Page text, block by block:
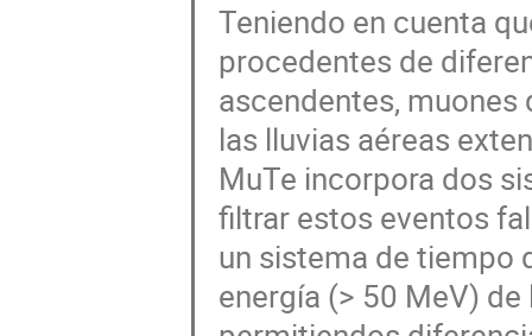
Teniendo en cuenta
procedentes de
ascendentes,
las lluvias aéreas
MuTe incorpora dos
filtrar estos eventos
un sistema de tiempo
energía (> 50 MeV)